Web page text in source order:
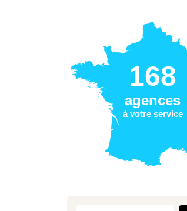
168
agences
à votre service